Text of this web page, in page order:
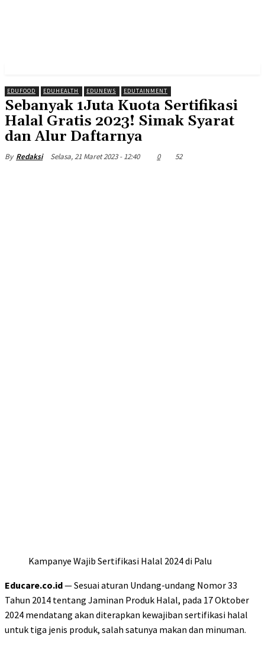
EDUFOOD EDUHEALTH EDUNEWS EDUTAINMENT
Sebanyak 1Juta Kuota Sertifikasi
Halal Gratis 2023! Simak Syarat
dan Alur Daftarnya
By Redaksi Selasa, 21 Maret 2023 - 12:40 0 52
Kampanye Wajib Sertifikasi Halal 2024 di Palu
Educare.co.id— Sesuai aturan Undang-undang Nomor 33
Tahun 2014 tentang Jaminan Produk Halal, pada 17 Oktober
2024 mendatang akan diterapkan kewajiban sertifikasi halal
untuk tiga jenis produk, salah satunya makan dan minuman.